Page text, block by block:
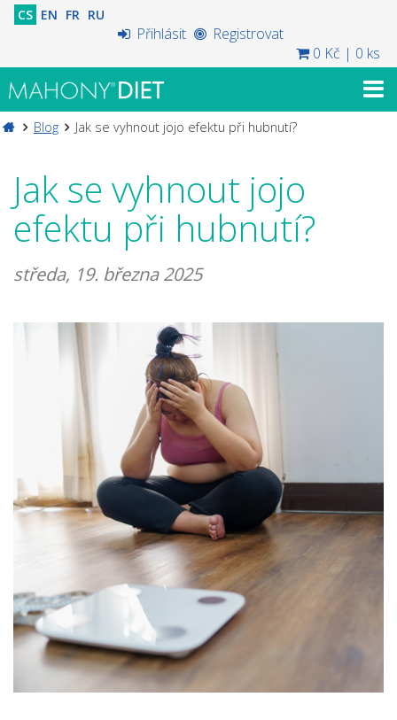
CS EN FR RU
Přihlásit
Registrovat
0 Kč | 0 ks
Blog Jak se vyhnout jojo efektu při hubnutí?
Jak se vyhnout jojo
efektu při hubnutí?
středa, 19. března 2025